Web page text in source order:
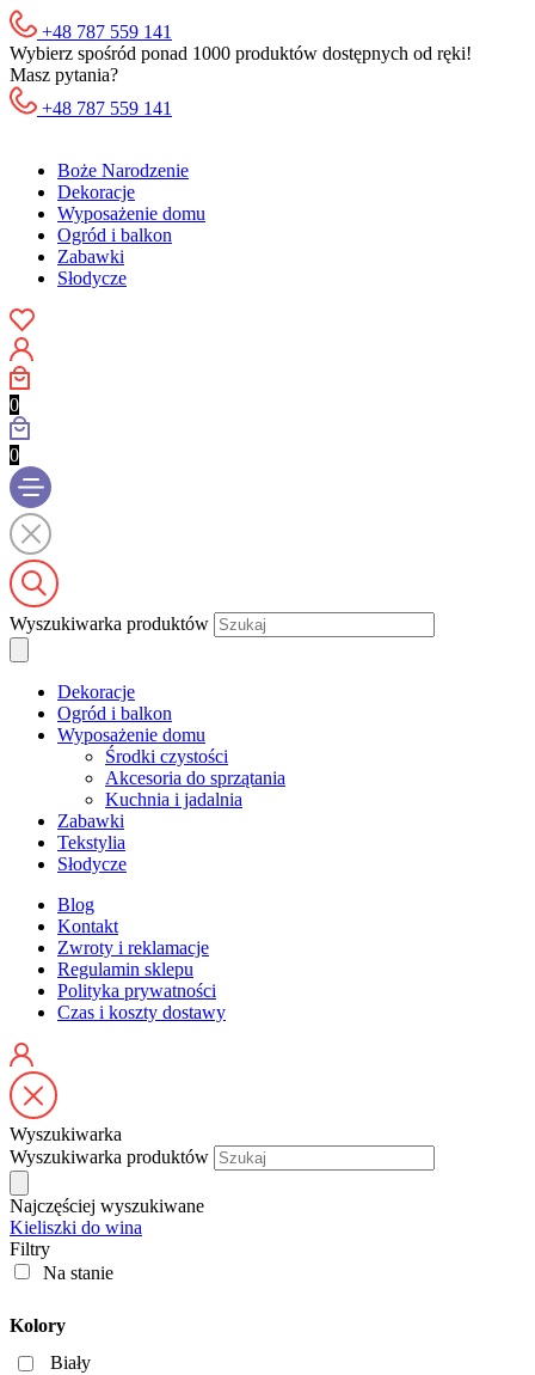
+48 787 559 141
Wybierz spośród ponad 1000 produktów dostępnych od ręki!
Masz pytania?
+48 787 559 141
Boże Narodzenie
Dekoracje
Wyposażenie domu
Ogród i balkon
Zabawki
Słodycze
0
0
Wyszukiwarka produktów
Dekoracje
Ogród i balkon
Wyposażenie domu
Środki czystości
Akcesoria do sprzątania
Kuchnia i jadalnia
Zabawki
Tekstylia
Słodycze
Blog
Kontakt
Zwroty i reklamacje
Regulamin sklepu
Polityka prywatności
Czas i koszty dostawy
Wyszukiwarka
Wyszukiwarka produktów
Najczęściej wyszukiwane
Kieliszki do wina
Filtry
Na stanie
Kolory
Biały